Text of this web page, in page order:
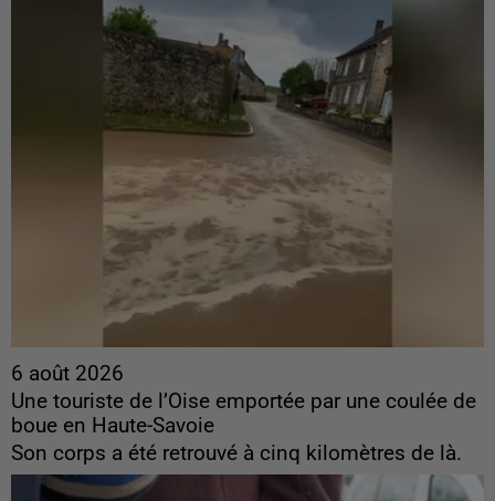
6 août 2026
Une touriste de l’Oise emportée par une coulée de
boue en Haute-Savoie
Son corps a été retrouvé à cinq kilomètres de là.